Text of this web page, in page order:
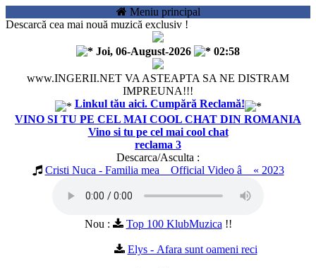
Meniu principal
Descarcă cea mai nouă muzică exclusiv !
Joi, 06-August-2026 02:58
www.INGERII.NET VA ASTEAPTA SA NE DISTRAM
IMPREUNA!!!
Linkul tău aici. Cumpără Reclamă!
VINO SI TU PE CEL MAI COOL CHAT DIN ROMANIA
Vino si tu pe cel mai cool chat
reclama 3
Descarca/Asculta :
Cristi Nuca - Familia mea _ Official Video â™« 2023
Nou : Top 100 KlubMuzica !!
Elys - Afara sunt oameni reci